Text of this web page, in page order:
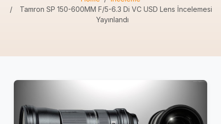
Tamron SP 150-600MM F/5-6.3 Di VC USD Lens İncelemesi
Yayınlandı